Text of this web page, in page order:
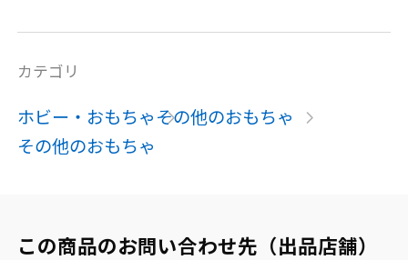
カテゴリ
ホビー・おもちゃその他のおもちゃ
その他のおもちゃ
この商品のお問い合わせ先（出品店舗）